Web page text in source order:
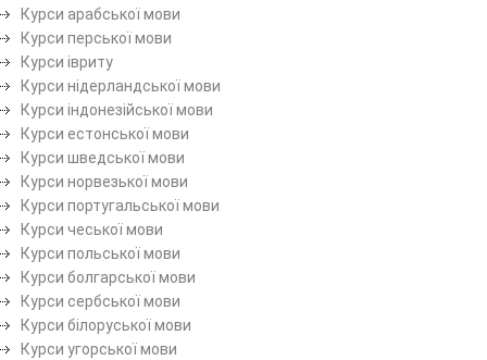
Курси арабської мови
Курси перської мови
Курси івриту
Курси нідерландської мови
Курси індонезійської мови
Курси естонської мови
Курси шведської мови
Курси норвезької мови
Курси португальської мови
Курси чеської мови
Курси польської мови
Курси болгарської мови
Курси сербської мови
Курси білоруської мови
Курси угорської мови